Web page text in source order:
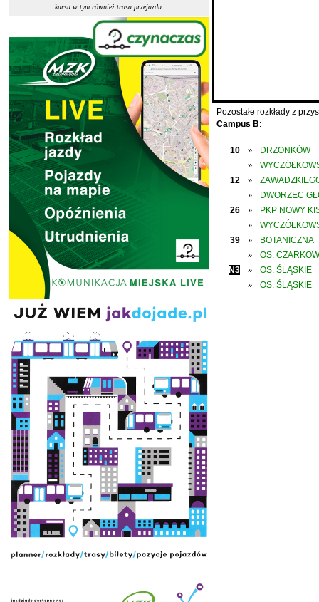
kursu w tym również trasa przejazdu.
Pozostałe rozkłady z
Campus B:
10 » DRZONKÓW
»
12
»
»
DWORZEC
26
» PKP NOWY
»
39
» BOTANICZNA
»
OS.
N3
» OS. ŚLĄSKIE
» OS. ŚLĄSKIE